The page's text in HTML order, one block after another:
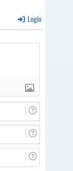
Login
o
m
b
r
m
ie